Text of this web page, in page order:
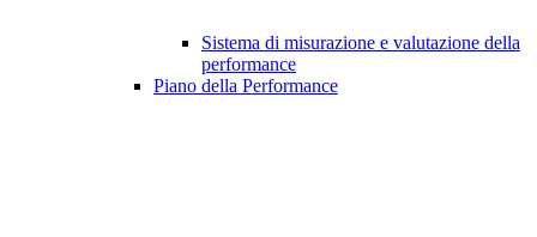
Sistema di misurazione e valutazione della
performance
Piano della Performance